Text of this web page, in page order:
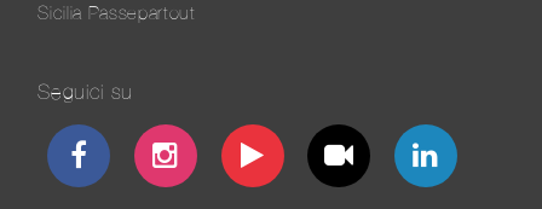
Sicilia Passepartout
Seguici su